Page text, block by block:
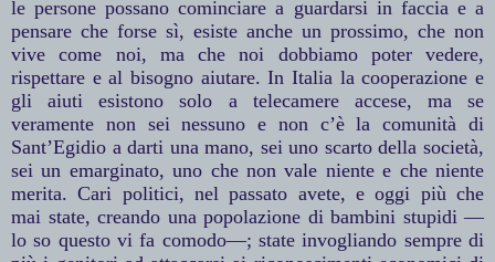
le persone possano cominciare a guardarsi in faccia e a
pensare che forse sì, esiste anche un prossimo, che non
vive come noi, ma che noi dobbiamo poter vedere,
rispettare e al bisogno aiutare. In Italia la cooperazione e
gli aiuti esistono solo a telecamere accese, ma se
veramente non sei nessuno e non c’è la comunità di
Sant’Egidio a darti una mano, sei uno scarto della società,
sei un emarginato, uno che non vale niente e che niente
merita. Cari politici, nel passato avete, e oggi più che
mai state, creando una popolazione di bambini stupidi —
lo so questo vi fa comodo—; state invogliando sempre di